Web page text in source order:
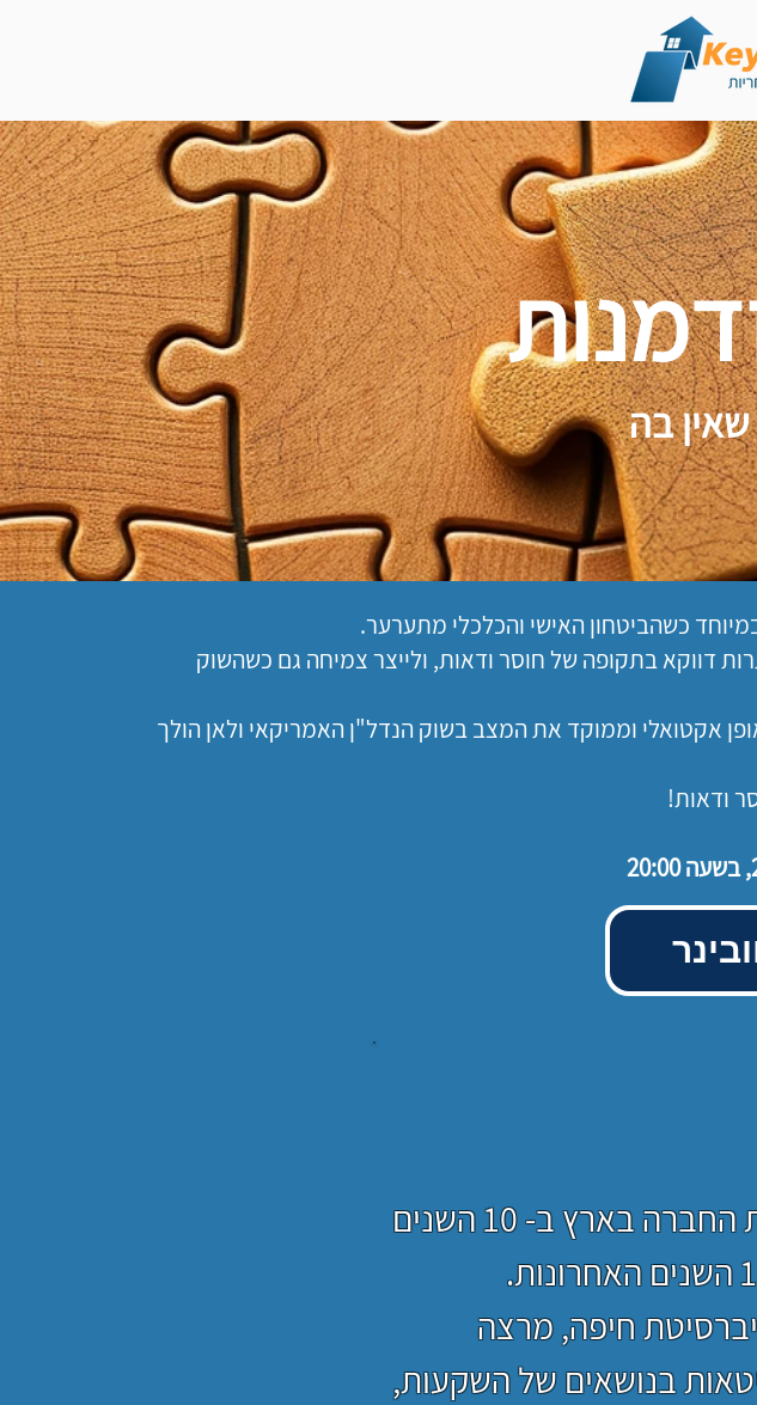
בה
כשהביטחון האישי והכלכלי מתערער.
דווקא בתקופה של חוסר ודאות, ולייצר צמיחה גם כשהשוק
אקטואלי וממוקד את המצב בשוק הנדל"ן האמריקאי ולאן הולך
ודאות!
מייסד Keynvestments, שותף ומנהל פעילות החברה בארץ ב- 10 השנים
חיפה, מרצה
בנושאים של השקעות,